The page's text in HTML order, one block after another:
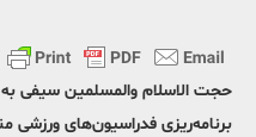
حجت الاسلام والمسلمین سیفی
برنامه‌ریزی فدراسیون‌های